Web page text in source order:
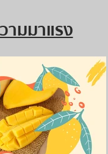
มมาแรง